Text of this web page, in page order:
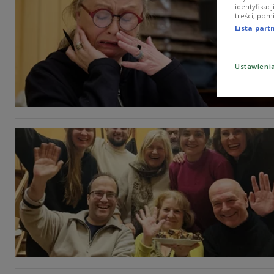
treści,
Lista